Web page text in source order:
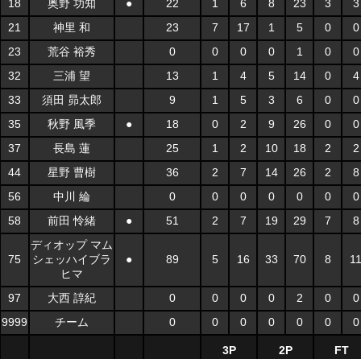
18 奥野 功知 ● 22 1 6 8 23 3
3
21
神里 和 23 7 17 1 5 0
0
23
荒谷 裕秀 0 0 0 0 1 0
0
32
三浦 望 13 1 4 5 14 0
4
33
須田 昴太郎 9 1 5 3 6 0
0
35
秋野 風季 ● 18 0 2 9 26 0
0
37
長島 蓮 25 1 2 10 18 2
2
44
星野 曹樹 36 2 7 14 26 2
8
56
中川 綸 0 0 0 0 0 0
0
58
前田 怜緒 ● 51 2 7 19 29 7 8
75
ディオップ マム
シェッハイブラ
ヒマ
● 89 5 16 33 70 8 11
97 大西 諄紀 0 0 0 0 2 0
0
9999
チーム 0 0 0 0 0 0 0
3P 2P FT